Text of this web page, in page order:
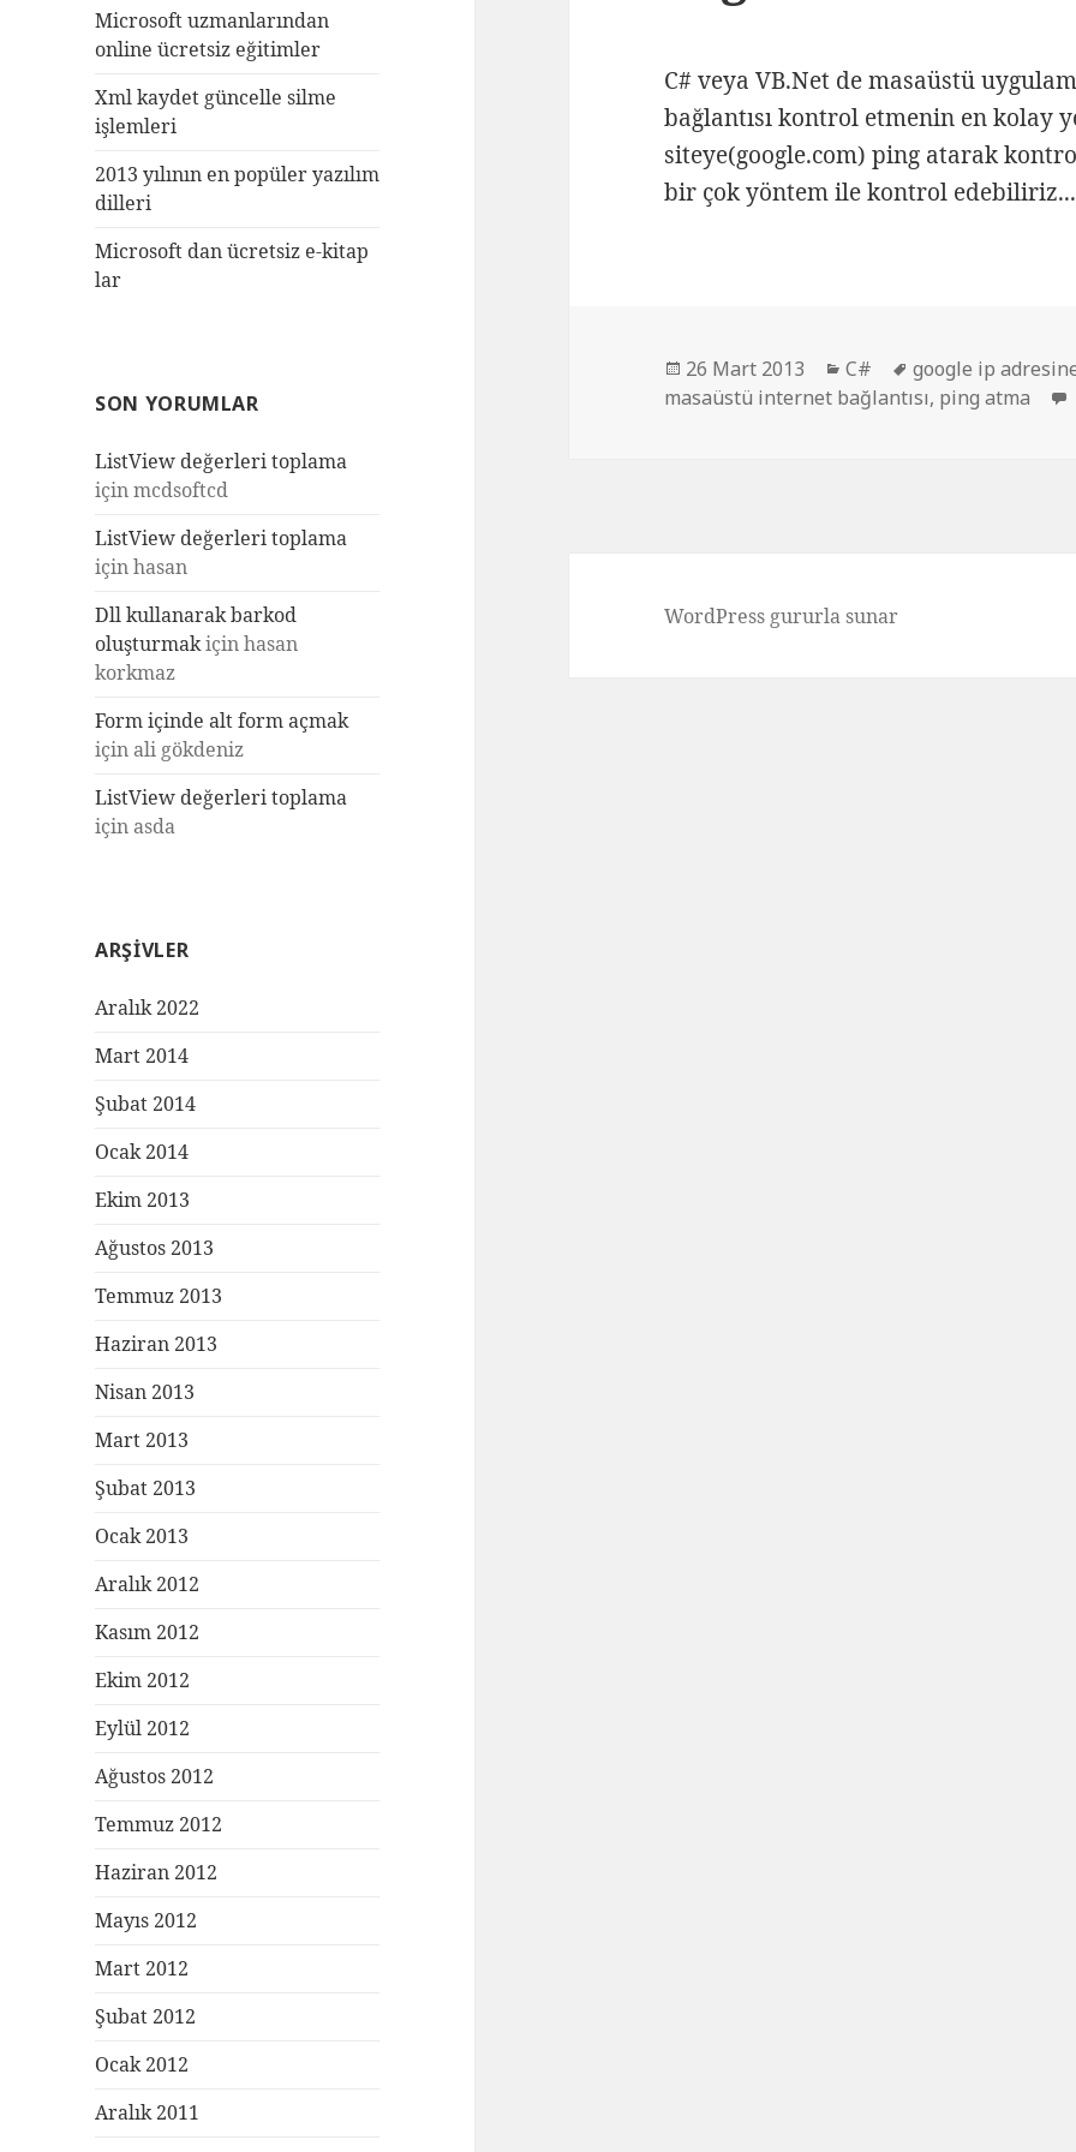
Microsoft uzmanlarından
online ücretsiz eğitimler
Xml kaydet güncelle silme
işlemleri
2013 yılının en popüler yazılım
dilleri
Microsoft dan ücretsiz e-kitap
lar
SON YORUMLAR
ListView değerleri toplama
içinmcdsoftcd
ListView değerleri toplama
içinhasan
Dll kullanarak barkod
oluşturmakiçinhasan
korkmaz
Form içinde alt form açmak
için ali gökdeniz
ListView değerleri toplama
için asda
ARŞIVLER
Aralık 2022
Mart 2014
Şubat 2014
Ocak 2014
Ekim 2013
Ağustos 2013
Temmuz 2013
Haziran 2013
Nisan 2013
Mart 2013
Şubat 2013
Ocak 2013
Aralık 2012
Kasım 2012
Ekim 2012
Eylül 2012
Ağustos 2012
Temmuz 2012
Haziran 2012
Mayıs 2012
Mart 2012
Şubat 2012
Ocak 2012
Aralık 2011
C# veya VB.Net de masaüstü
bağlantısı kontrol etmenin en kolay
siteye(google.com) ping atarak
bir çok yöntem ile kontrol
Yayın
tarihi
26 Mart 2013 Kategoriler
C# Etiketler
google ip
masaüstü internet bağlantısı, ping atma
WordPress gururla sunar